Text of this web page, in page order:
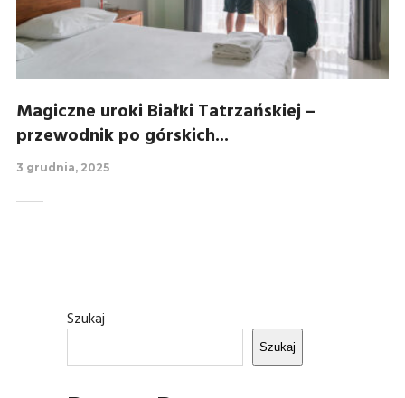
Magiczne uroki Białki Tatrzańskiej –
przewodnik po górskich...
3 grudnia, 2025
Szukaj
Szukaj